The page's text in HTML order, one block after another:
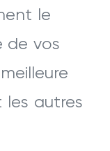
le
de vos
les autres